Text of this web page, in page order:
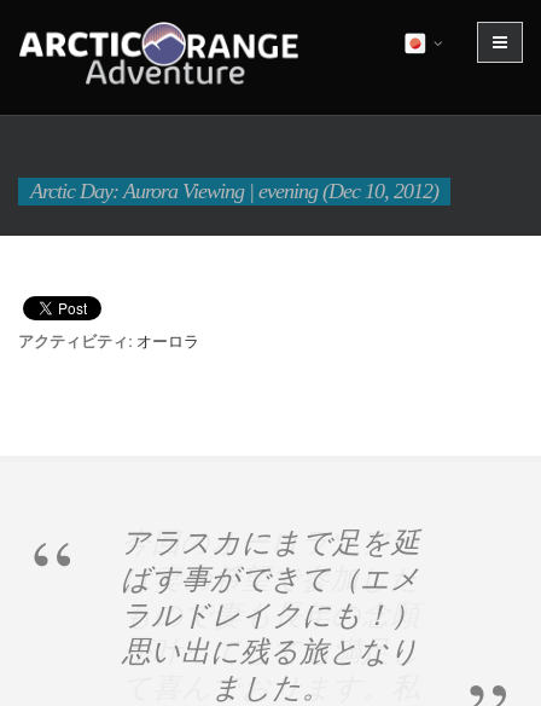
Arctic Day: Aurora Viewing | evening (Dec 10, 2012)
アクティビティ: オーロラ
アラスカにまで足を延
ばす事ができて（エメ
ラルドレイクにも！）
思い出に残る旅となり
ました。